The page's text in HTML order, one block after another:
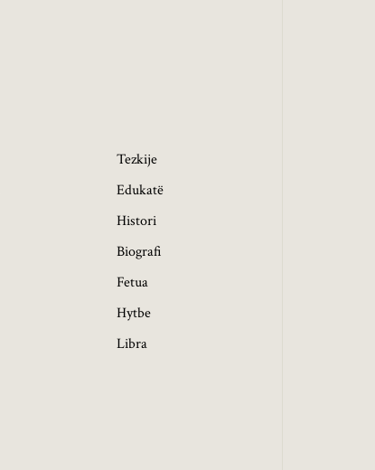
Tezkije
Edukatë
Histori
Biografi
Fetua
Hytbe
Libra